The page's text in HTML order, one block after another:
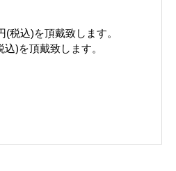
(税込)を頂戴致します。
)を頂戴致します。